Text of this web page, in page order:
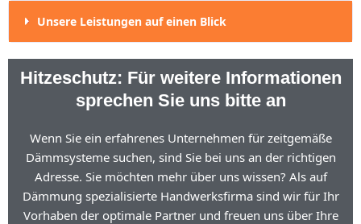
Unsere Leistungen auf einen Blick
Hitzeschutz: Für weitere Informationen
sprechen Sie uns bitte an
Wenn Sie ein erfahrenes Unternehmen für zeitgemäße
Dämmsysteme suchen, sind Sie bei uns an der richtigen
Adresse. Sie möchten mehr über uns wissen? Als auf
Dämmung spezialisierte Handwerksfirma sind wir für Ihr
Vorhaben der optimale Partner und freuen uns über Ihre